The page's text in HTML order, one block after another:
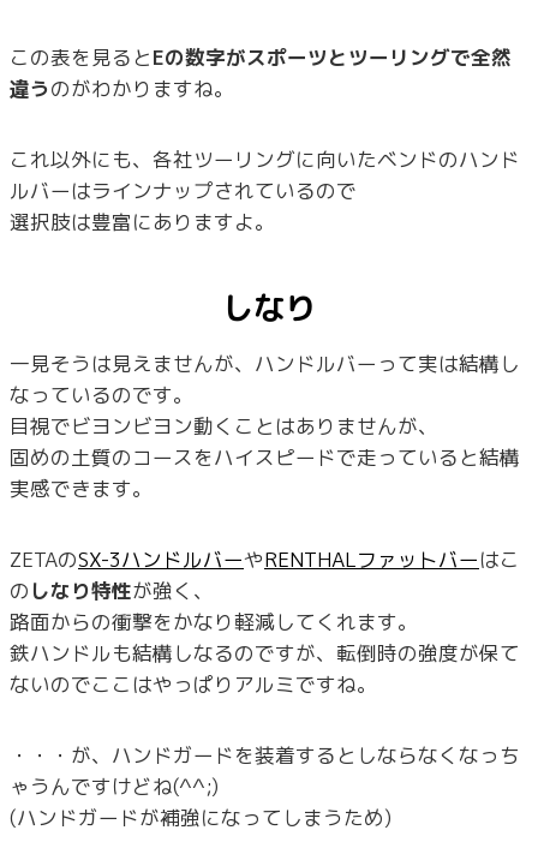
この表を見るとEの数字がスポーツとツーリングで全然
違うのがわかりますね。
これ以外にも、各社ツーリングに向いたベンドのハンド
ルバーはラインナップされているので
選択肢は豊富にありますよ。
しなり
一見そうは見えませんが、ハンドルバーって実は結構し
なっているのです。
目視でビヨンビヨン動くことはありませんが、
固めの土質のコースをハイスピードで走っていると結構
実感できます。
ZETAのSX-3ハンドルバーやRENTHALファットバーはこ
のしなり特性が強く、
路面からの衝撃をかなり軽減してくれます。
鉄ハンドルも結構しなるのですが、転倒時の強度が保て
ないのでここはやっぱりアルミですね。
・・・が、ハンドガードを装着するとしならなくなっち
ゃうんですけどね(^^;)
(ハンドガードが補強になってしまうため)